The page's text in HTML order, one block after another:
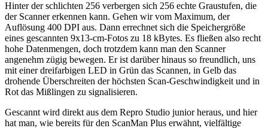
Hinter der schlichten 256 verbergen sich 256 echte Graustufen, die
der Scanner erkennen kann. Gehen wir vom Maximum, der
Auflösung 400 DPI aus. Dann errechnet sich die Speichergröße
eines gescannten 9x13-cm-Fotos zu 18 kBytes. Es fließen also recht
hohe Datenmengen, doch trotzdem kann man den Scanner
angenehm zügig bewegen. Er ist darüber hinaus so freundlich, uns
mit einer dreifarbigen LED in Grün das Scannen, in Gelb das
drohende Überschreiten der höchsten Scan-Geschwindigkeit und in
Rot das Mißlingen zu signalisieren.
Gescannt wird direkt aus dem Repro Studio junior heraus, und hier
hat man, wie bereits für den ScanMan Plus erwähnt, vielfältige